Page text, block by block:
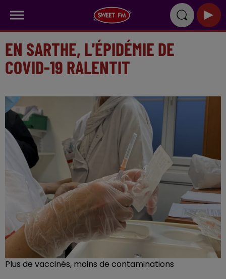
EN SARTHE, L'ÉPIDÉMIE DE
COVID-19 RALENTIT
Plus de vaccinés, moins de contaminations